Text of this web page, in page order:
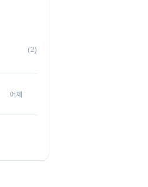
(2)
어제